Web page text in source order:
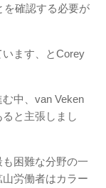
を確認する必要が
ます、とCorey
中、van Veken
と主張しまし
困難な分野の一
労働者はカラー